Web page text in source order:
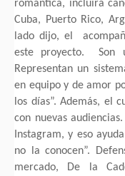
romántica, incluirá
Cuba, Puerto Rico,
lado dijo, el
este proyecto. Son
Representan un
en equipo y de amor
los días”. Además, el
con nuevas
Instagram, y eso
no la conocen”.
mercado, De la